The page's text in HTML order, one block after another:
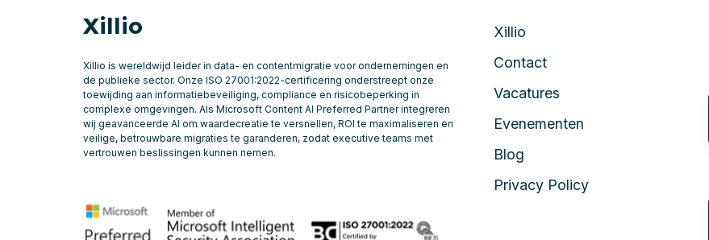
Xillio
Xillio is wereldwijd leider in data- en contentmigratie voor ondernemingen en
de publieke sector. Onze ISO 27001:2022-certificering onderstreept onze
toewijding aan informatiebeveiliging, compliance en risicobeperking in
complexe omgevingen. Als Microsoft Content AI Preferred Partner integreren
wij geavanceerde AI om waardecreatie te versnellen, ROI te maximaliseren en
veilige, betrouwbare migraties te garanderen, zodat executive teams met
vertrouwen beslissingen kunnen nemen.
Xillio
Contact
Vacatures
Evenementen
Blog
Privacy Policy